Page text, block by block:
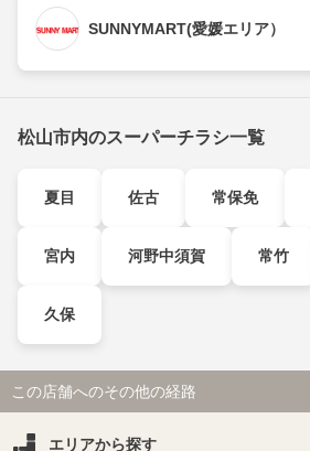
SUNNYMART(愛媛エリア）
松山市内のスーパーチラシ一覧
夏目 佐古 常保免
宮内 河野中須賀 常竹
久保
この店舗へのその他の経路
エリアから探す